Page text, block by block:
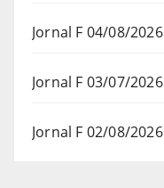
Jornal F 04/08/2026
Jornal F 03/07/2026
Jornal F 02/08/2026